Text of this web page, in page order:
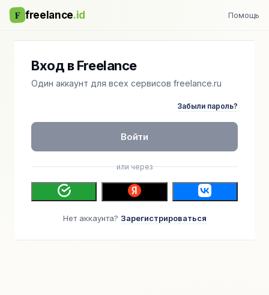
F freelance.id Помощь
Вход в Freelance
Один аккаунт для всех сервисов freelance.ru
Забыли пароль?
Войти
или через
Нет аккаунта? Зарегистрироваться